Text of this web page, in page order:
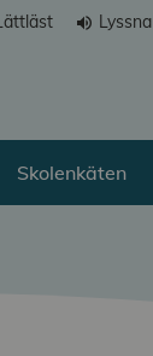
volume_up Lyssna
Skolenkäten